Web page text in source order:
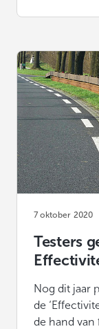
7 oktober 2020
Testers
Nog dit jaar
de
de hand